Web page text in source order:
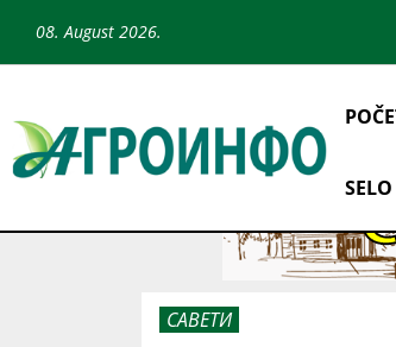
08. August 2026.
SELO
САВЕТИ